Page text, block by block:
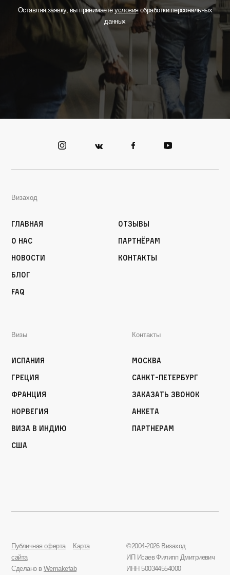
Оставляя заявку, вы принимаетеусловияобработки персональных
данных
Визаход
Главная
О нас
Новости
Блог
FAQ
Отзывы
Партнёрам
Контакты
Визы
Испания
Греция
Франция
Норвегия
Виза в Индию
США
Контакты
Москва
Санкт-Петербург
Заказать звонок
Анкета
Партнерам
Публичная оферта
Карта
сайта
Сделано в Wemakefab
©2004-2026 Визаход
ИП Исаев Филипп Дмитриевич
ИНН 500344554000